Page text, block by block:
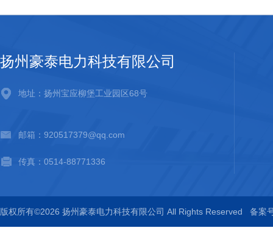
扬州豪泰电力科技有限公司
地址：扬州宝应柳堡工业园区68号
邮箱：920517379@qq.com
传真：0514-88771336
版权所有©2026 扬州豪泰电力科技有限公司 All Rights Reserved 备案